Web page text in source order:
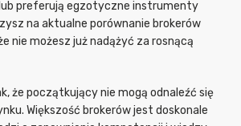
preferują egzotyczne instrumenty
na aktualne porównanie brokerów
nie możesz już nadążyć za rosnącą
że początkujący nie mogą odnaleźć się
Większość brokerów jest doskonale